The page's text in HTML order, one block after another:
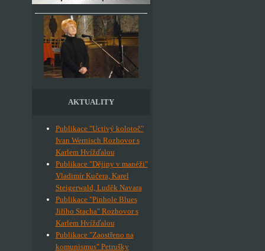
AKTUALITY
Publikace "Uctivý kolotoč"
Ivan Wernisch Rozhovor s
Karlem Hvížďalou
Publikace "Dějiny v manéži"
Vladimír Kučera, Karel
Steigerwald, Luděk Navara
Publikace "Pinhole Blues
Jiřího Stacha" Rozhovor s
Karlem Hvížďalou
Publikace "Zaostřeno na
komunismus" Petrušky